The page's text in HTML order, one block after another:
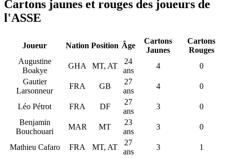
Cartons jaunes et rouges des joueurs de
l'ASSE
Joueur Nation Position Âge
Cartons
Jaunes
Cartons
Rouges
Augustine
Boakye
GHA MT, AT
24
ans
4
0
Gautier
Larsonneur
FRA GB
27
ans
4 0
Léo Pétrot FRA DF
27
ans
3
0
Benjamin
Bouchouari
MAR MT
23
ans
3 0
Mathieu Cafaro FRA MT, AT
27
ans
3
1